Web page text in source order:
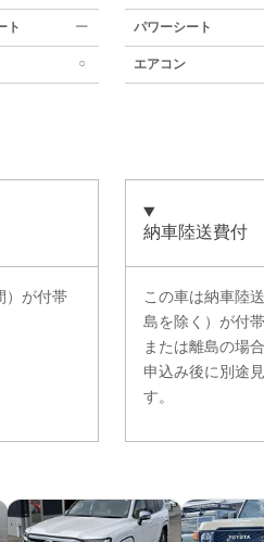
ト ー パワーシート
○ エアコン
が付帯
納車陸送費付
この車は納車陸
島を除く）が付
または離島の場
申込み後に別途
す。